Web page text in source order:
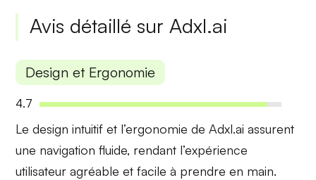
Avis détaillé sur Adxl.ai
Design et Ergonomie
4.7
Ledesign intuitif et l’ergonomie de Adxl.ai assurent
une navigation fluide, rendant l’expérience
utilisateur agréable et facile à prendre en main.